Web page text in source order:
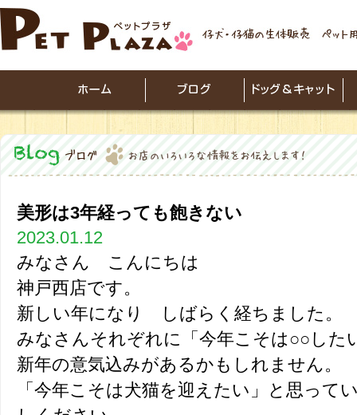
美形は3年経っても飽きない
2023.01.12
みなさん こんにちは
神戸西店です。
新しい年になり しばらく経ちました。
みなさんそれぞれに「今年こそは○○した
新年の意気込みがあるかもしれません。
「今年こそは犬猫を迎えたい」と思って